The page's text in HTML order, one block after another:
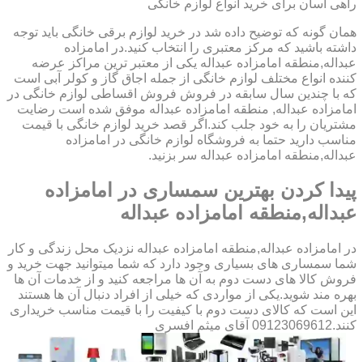
راهی آسان برای خرید انواع لوازم خانگی
همان گونه که توضیح داده شد در خرید لوازم برقی خانگی باید توجه
داشته باشید که مرکز معتبری را انتخاب کنید.در امامزاده
عبداله,منطقه امامزاده عبداله یکی از معتبر ترین مراکز عرضه
کننده انواع مختلف لوازم خانگی از جمله اجاق گاز و کولر آبی است
که با چندین سال سابقه در فروش فروش اقساطی لوازم خانگی در
امامزاده عبداله, منطقه امامزاده عبداله موفق شده است رضایت
مشتریان را به خود جلب کند.اگر قصد خرید لوازم خانگی با قیمت
مناسب دارید حتما به فروشگاه لوازم خانگی در امامزاده
عبداله,منطقه امامزاده عبداله سر بزنید.
پیدا کردن بهترین سمساری در امامزاده
عبداله,منطقه امامزاده عبداله
در امامزاده عبداله,منطقه امامزاده عبداله نزدیک محل زندگی و کار
شما سمساری های بسیاری وجود دارد که شما میتوانید جهت خرید و
فروش کالا های دست دوم به آن ها مراجعه کنید و از خدمات آن ها
بهره مند شوید.یکی از مواردی که خیلی از افراد دنبال آن ها هستند
این است که کالای دست دوم با کیفیت را با قیمت مناسب خریداری
کنند.09123069612 آقای میثم افسری